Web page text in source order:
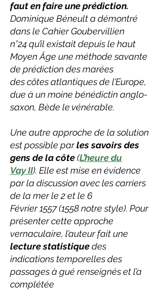
faut en faire une prédiction.
Dominique Béneult a démontré
dans le Cahier Goubervillien
n°24 qu’il existait depuis le haut
Moyen Âge une méthode savante
de prédiction des marées
des côtes atlantiques de l’Europe,
due à un moine bénédictin anglo-
saxon, Bède le vénérable.
Une autre approche de la solution
est possible parles savoirs des
gens de la côte(L’heure du
Vay II). Elle est mise en évidence
par la discussion avec les carriers
de la mer le 2 et le 6
Février 1557 (1558 notre style). Pour
présenter cette approche
vernaculaire, l’auteur fait une
lecture statistiquedes
indications temporelles des
passages à gué renseignés et l’a
complétée